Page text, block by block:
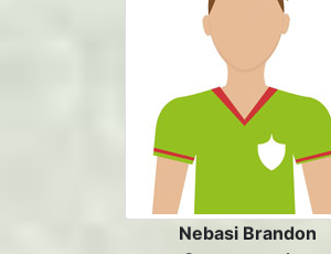
Nebasi Brandon